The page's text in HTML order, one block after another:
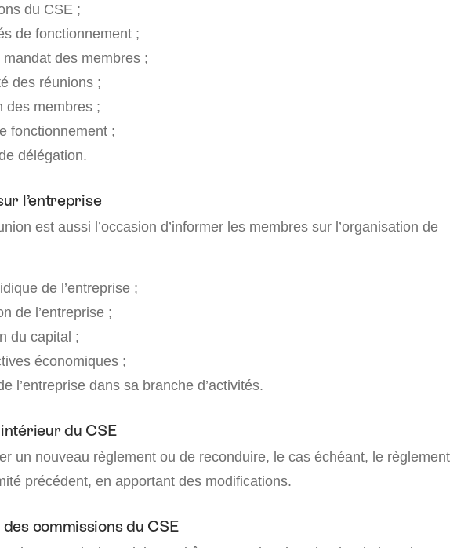
du CSE ;
de fonctionnement ;
des membres ;
des réunions ;
des membres ;
fonctionnement ;
délégation.
l’entreprise
est aussi l’occasion d’informer les membres sur l’organisation de
de l’entreprise ;
de l’entreprise ;
du capital ;
économiques ;
l’entreprise dans sa branche d’activités.
du CSE
un nouveau règlement ou de reconduire, le cas échéant, le règlement
précédent, en apportant des modifications.
commissions du CSE